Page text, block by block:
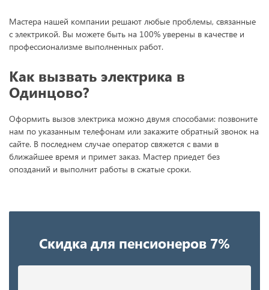
Мастера нашей компании решают любые проблемы, связанные
с электрикой. Вы можете быть на 100% уверены в качестве и
профессионализме выполненных работ.
Как вызвать электрика в
Одинцово?
Оформить вызов электрика можно двумя способами: позвоните
нам по указанным телефонам или закажите обратный звонок на
сайте. В последнем случае оператор свяжется с вами в
ближайшее время и примет заказ. Мастер приедет без
опозданий и выполнит работы в сжатые сроки.
Скидка для пенсионеров 7%